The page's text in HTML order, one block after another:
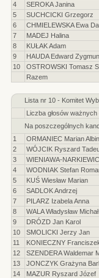
4
SEROKA Janina
5
SUCHCICKI Grzegorz
6
CHMIELEWSKA Ewa
7
MADEJ Halina
8
KUŁAK Adam
9
HAUDA Edward
10
OSTROWSKI Tomasz
Razem
Lista nr 10 - Komitet
Liczba głosów
Na poszczególnych
1
ORMANIEC Marian Albin
2
WÓJCIK Ryszard
3
WIENIAWA-
4
WODNIAK Stefan
5
KUŚ Wiesław Marian
6
SADLOK Andrzej
7
PILARZ Izabela Anna
8
WALA Władysław Michał
9
DRÓZD Jan Karol
10
SMOLICKI Jerzy Jan
11
KONIECZNY
12
SZENDERA Waldemar
13
JONCZYK Grażyna
14
MAZUR Ryszard Józef